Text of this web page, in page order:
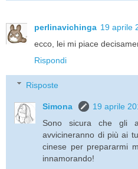
perlinavichinga 19 aprile
ecco, lei mi piace
Rispondi
Risposte
Simona
19 aprile
Sono sicura che gli
avvicineranno di più ai
cinese per prepararmi
innamorando!